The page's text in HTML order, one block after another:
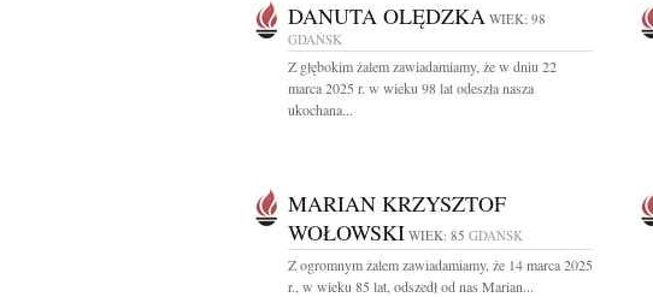
DANUTA OLĘDZKA WIEK: 98
GDAŃSK
Z głębokim żalem zawiadamiamy, że w dniu 22
marca 2025 r. w wieku 98 lat odeszła nasza
ukochana...
MARIAN KRZYSZTOF
WOŁOWSKI WIEK: 85 GDAŃSK
Z ogromnym żalem zawiadamiamy, że 14 marca 2025
r., w wieku 85 lat, odszedł od nas Marian...